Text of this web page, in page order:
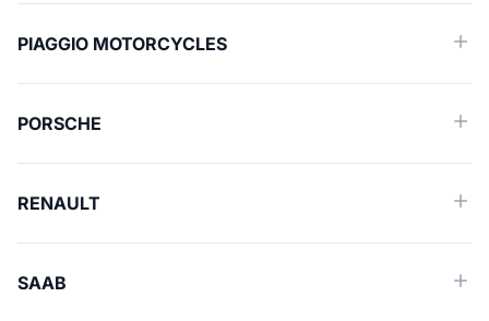
PIAGGIO MOTORCYCLES
PORSCHE
RENAULT
SAAB